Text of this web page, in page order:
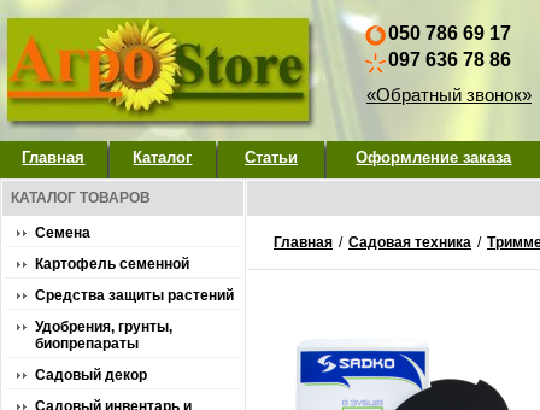
050 786 69 17
097 636 78 86
«Обратный звонок»
Главная Каталог Статьи Оформление заказа
КАТАЛОГ ТОВАРОВ
Семена
Картофель семенной
Средства защиты растений
Удобрения, грунты,
биопрепараты
Садовый декор
Садовый инвентарь и
Главная / Садовая техника /